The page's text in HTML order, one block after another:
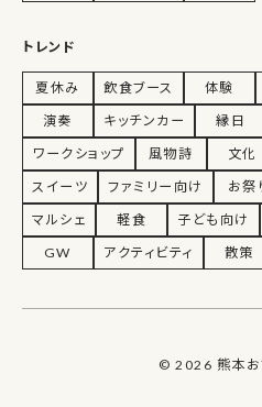
トレンド
夏休み 飲食ブース 体験
演奏
キッチンカー 縁日
ワークショップ
風物詩 文化
スイーツ
ファミリー向け お祭
マルシェ
軽食 子ども向け
GW
アクティビティ 散策
© 2026 熊本お